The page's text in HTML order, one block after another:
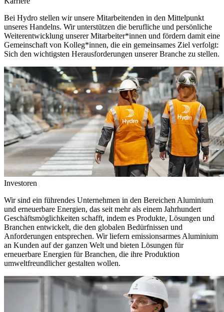
Bei Hydro stellen wir unsere Mitarbeitenden in den Mittelpunkt
unseres Handelns. Wir unterstützen die berufliche und persönliche
Weiterentwicklung unserer Mitarbeiter*innen und fördern damit eine
Gemeinschaft von Kolleg*innen, die ein gemeinsames Ziel verfolgt:
Sich den wichtigsten Herausforderungen unserer Branche zu stellen.
Investoren
Wir sind ein führendes Unternehmen in den Bereichen Aluminium
und erneuerbare Energien, das seit mehr als einem Jahrhundert
Geschäftsmöglichkeiten schafft, indem es Produkte, Lösungen und
Branchen entwickelt, die den globalen Bedürfnissen und
Anforderungen entsprechen. Wir liefern emissionsarmes Aluminium
an Kunden auf der ganzen Welt und bieten Lösungen für
erneuerbare Energien für Branchen, die ihre Produktion
umweltfreundlicher gestalten wollen.